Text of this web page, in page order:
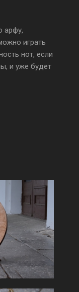
арфу,
играть
нот, если
и уже будет